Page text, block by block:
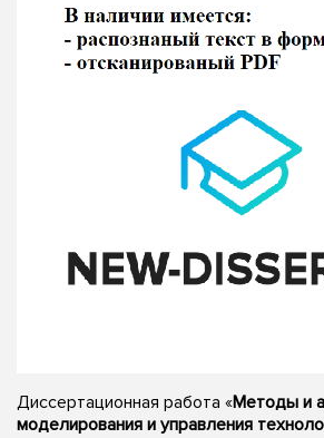
Диссертационная работа «Методы и
моделирования и управления